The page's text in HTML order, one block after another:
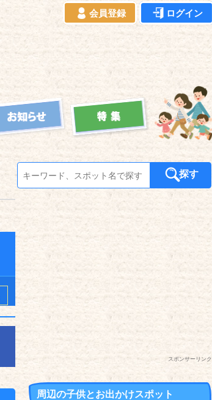
会員登録 ログイン
探す
スポンサーリンク
周辺の子供とお出かけスポット